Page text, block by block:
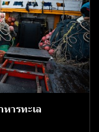
ารทะเล